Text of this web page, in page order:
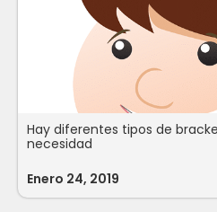
Hay diferentes tipos de
necesidad
Enero 24, 2019